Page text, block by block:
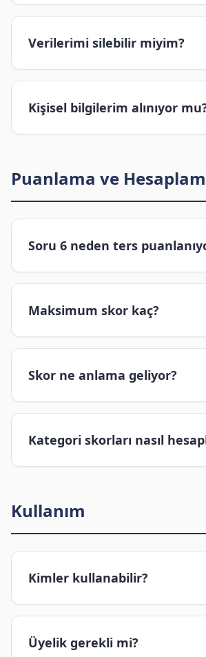
Verilerimi silebilir miyim?
Kişisel bilgilerim alınıyor
Puanlama ve
Soru 6 neden ters
Maksimum skor kaç?
Skor ne anlama geliyor?
Kategori skorları nasıl
Kullanım
Kimler kullanabilir?
Üyelik gerekli mi?